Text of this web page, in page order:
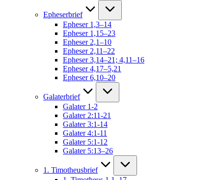
Epheserbrief
Epheser 1,3–14
Epheser 1,15–23
Epheser 2,1–10
Epheser 2,11–22
Epheser 3,14–21; 4,11–16
Epheser 4,17–5,21
Epheser 6,10–20
Galaterbrief
Galater 1-2
Galater 2:11-21
Galater 3:1-14
Galater 4:1-11
Galater 5:1-12
Galater 5:13–26
1. Timotheusbrief